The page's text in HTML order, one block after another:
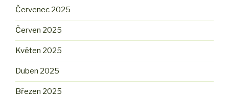
Červenec 2025
Červen 2025
Květen 2025
Duben 2025
Březen 2025